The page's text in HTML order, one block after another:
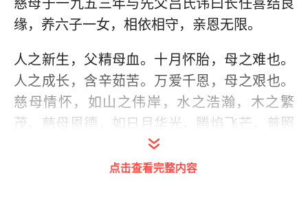
慈母于一九五三年与先父吕氏讳曰长任喜结良
缘，养六子一女，相依相守，亲恩无限。
人之新生，父精母血。十月怀胎，母之难也。
人之成长，含辛茹苦。万爱千恩，母之艰也。
慈母情怀，如山之伟岸，水之浩瀚，木之繁
茂。慈母恩德，如日月华光，腾焰飞芒，普照
明堂。慈母生于斯世，长于斯土。其德之广，
其行之正，实为楷模。慈母驾鹤，白云孤飞，
点击查看完整内容